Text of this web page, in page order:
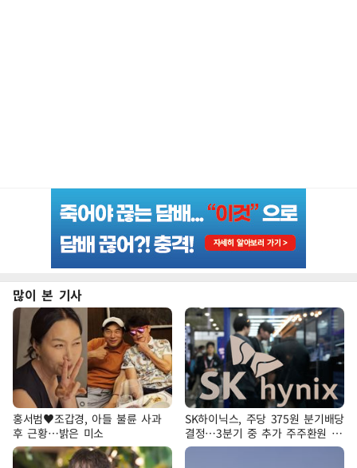
많이 본 기사
홍서범♥조갑경, 아들 불륜 사과
후 근황…밝은 미소
SK하이닉스, 주당 375원 분기배당
결정…3분기 중 추가 주주환원 발
표